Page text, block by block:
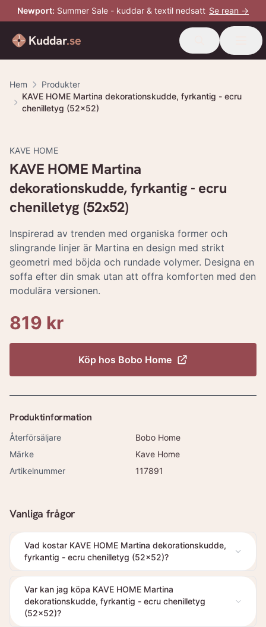
Newport: Summer Sale - kuddar & textil nedsatt Se rean →
Kuddar.se
Hem
Produkter
KAVE HOME Martina dekorationskudde, fyrkantig - ecru
chenilletyg (52x52)
KAVE HOME
KAVE HOME Martina
dekorationskudde, fyrkantig - ecru
chenilletyg (52x52)
Inspirerad av trenden med organiska former och
slingrande linjer är Martina en design med strikt
geometri med böjda och rundade volymer. Designa en
soffa efter din smak utan att offra komforten med den
modulära versionen.
819 kr
Köp hos Bobo Home
Produktinformation
Återförsäljare
Bobo Home
Märke
Kave Home
Artikelnummer
117891
Vanliga frågor
Vad kostar KAVE HOME Martina dekorationskudde,
fyrkantig - ecru chenilletyg (52x52)?
Var kan jag köpa KAVE HOME Martina
dekorationskudde, fyrkantig - ecru chenilletyg
(52x52)?